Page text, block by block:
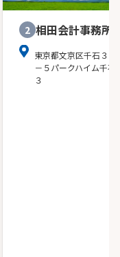
2 相田会計事務所
東京都文京区千石３－
－５パークハイム千石
３